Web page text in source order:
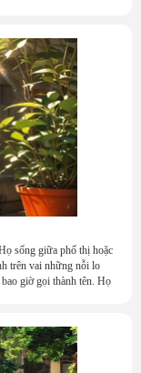
sống giữa phố thị hoặc
trên vai những nỗi lo
giờ gọi thành tên. Họ
tin cũ kỹ rằng: dẫu